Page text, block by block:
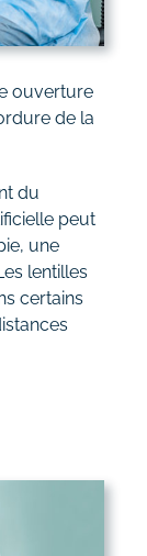
ouverture
de la
du
peut
une
lentilles
certains